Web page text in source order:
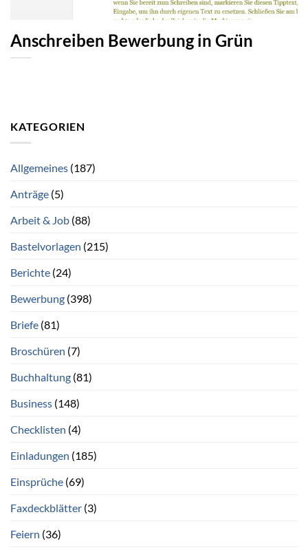
Anschreiben Bewerbung in Grün
KATEGORIEN
Allgemeines (187)
Anträge (5)
Arbeit & Job (88)
Bastelvorlagen (215)
Berichte (24)
Bewerbung (398)
Briefe (81)
Broschüren (7)
Buchhaltung (81)
Business (148)
Checklisten (4)
Einladungen (185)
Einsprüche (69)
Faxdeckblätter (3)
Feiern (36)